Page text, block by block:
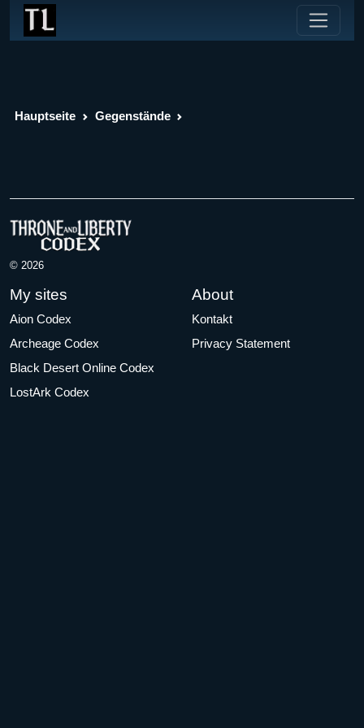
Hauptseite Gegenstände
© 2026
My sites
Aion Codex
Archeage Codex
Black Desert Online Codex
LostArk Codex
About
Kontakt
Privacy Statement